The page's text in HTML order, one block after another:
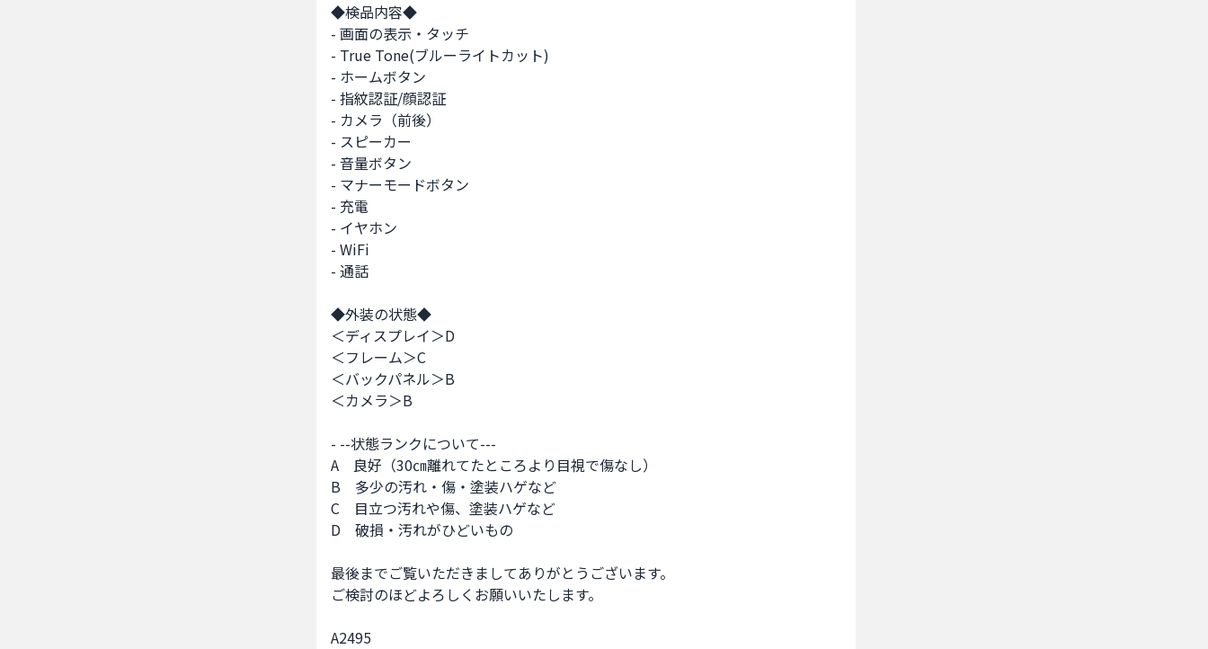
◆検品内容◆
- 画面の表示・タッチ
- True Tone(ブルーライトカット)
- ホームボタン
- 指紋認証/顔認証
- カメラ（前後）
- スピーカー
- 音量ボタン
- マナーモードボタン
- 充電
- イヤホン
- WiFi
- 通話
◆外装の状態◆
＜ディスプレイ＞D
＜フレーム＞C
＜バックパネル＞B
＜カメラ＞B
- --状態ランクについて---
A　良好（30㎝離れてたところより目視で傷なし）
B　多少の汚れ・傷・塗装ハゲなど
C　目立つ汚れや傷、塗装ハゲなど
D　破損・汚れがひどいもの
最後までご覧いただきましてありがとうございます。
ご検討のほどよろしくお願いいたします。
A2495